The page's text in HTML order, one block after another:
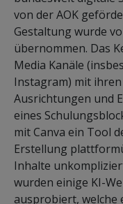
von der AOK
Gestaltung wurde
übernommen. Das
Media Kanäle
Instagram) mit
Ausrichtungen und
eines
mit Canva ein Tool
Erstellung
Inhalte
wurden einige KI-
ausprobiert, welche